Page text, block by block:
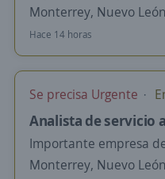
Monterrey, Nuevo León
Hace 14 horas
Se precisa Urgente
Analista de servicio
Importante empresa
Monterrey, Nuevo León